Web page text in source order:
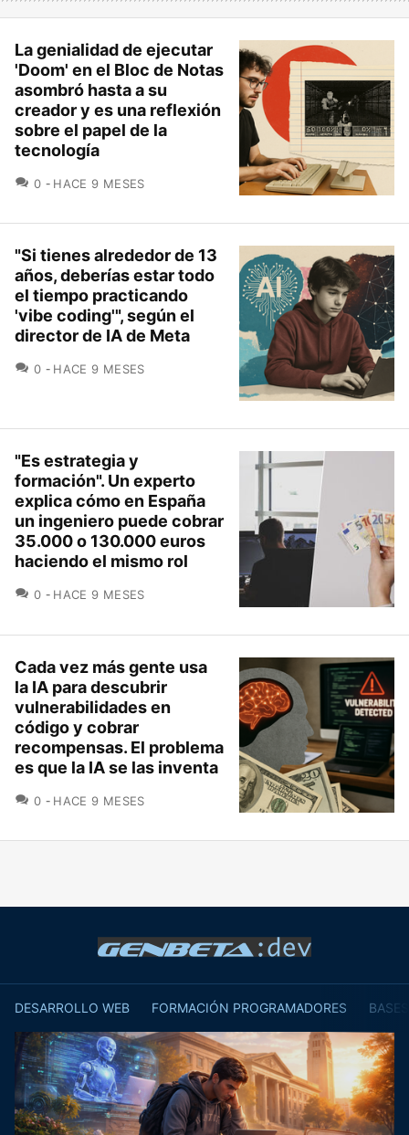
La genialidad de ejecutar
'Doom' en el Bloc de Notas
asombró hasta a su
creador y es una reflexión
sobre el papel de la
tecnología
0 COMENTARIOS
HACE 9 MESES
"Si tienes alrededor de 13
años, deberías estar todo
el tiempo practicando
'vibe coding'", según el
director de IA de Meta
0 COMENTARIOS
HACE 9 MESES
"Es estrategia y
formación". Un experto
explica cómo en España
un ingeniero puede cobrar
35.000 o 130.000 euros
haciendo el mismo rol
0 COMENTARIOS
HACE 9 MESES
Cada vez más gente usa
la IA para descubrir
vulnerabilidades en
código y cobrar
recompensas. El problema
es que la IA se las inventa
0 COMENTARIOS
HACE 9 MESES
DESARROLLO WEB FORMACIÓN PROGRAMADORES